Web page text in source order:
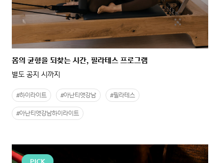
몸의 균형을 되찾는 시간, 필라테스 프로그램
별도 공지 시까지
#하이라이트 #아난티앳강남 #필라테스
#아난티앳강남하이라이트